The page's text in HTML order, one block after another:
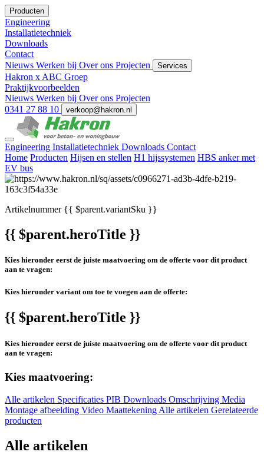
Producten
Engineering
Installatietechniek
Downloads
Contact
Nieuws Werken bij Over ons Projecten Services
Hakron x ABC Groep
Praktijkvoorbeelden
Nieuws Werken bij Over ons Projecten
0341 27 88 10
verkoop@hakron.nl
Engineering Installatietechniek Downloads Contact
Home Producten Hijsen en stellen H1 hijssystemen HBS anker met
EV bus
Artikelnummer{{ $parent.variantSku }}
{{ $parent.heroTitle }}
Kies hieronder eerst de juiste maatvoering om de offerte voor dit product
aan te vragen:
Kies hieronder variant om toe te voegen aan de offerte:
{{ $parent.heroTitle }}
Kies hieronder eerst de juiste maatvoering om de offerte voor dit product
aan te vragen:
Kies maatvoering:
Alle artikelen Specificaties PIB Downloads Omschrijving Media
Montage afbeelding Video MaattekeningAlle artikelen Gerelateerde
producten
Alle artikelen